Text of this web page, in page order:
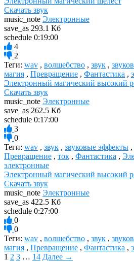
Скачать звук
music_note Электронные
save_as 293.1 Кб
schedule 0:19:00
4
2
Теги: wav , волшебство , звук ,
магия , Превращение , Фантастика ,
Электронный магический высокий
Скачать звук
music_note Электронные
save_as 262.5 Кб
schedule 0:17:00
3
0
Теги: wav , звук , звуковые эффекты ,
Превращение , ток , Фантастика ,
электронные
Электронный магический высокий
Скачать звук
music_note Электронные
save_as 422.5 Кб
schedule 0:27:00
0
0
Теги: wav , волшебство , звук ,
магия , Превращение , Фантастика ,
1 2 3 … 14 Далее →